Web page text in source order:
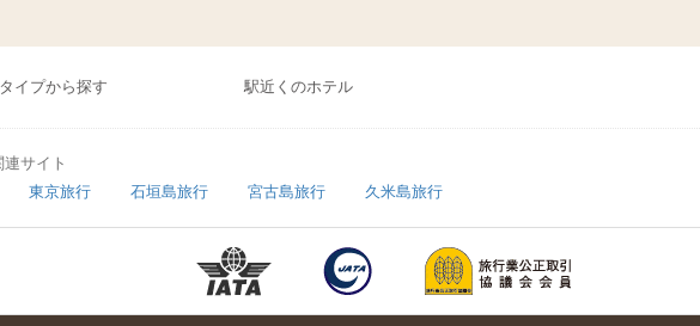
イプから探す 駅近くのホテル
サイト
東京旅行 石垣島旅行 宮古島旅行 久米島旅行